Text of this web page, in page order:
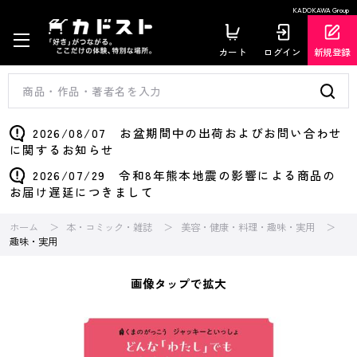
KADOKAWA Group
カート ログイン 新規登録
2026/08/07 お盆期間中の出荷およびお問い合わせ
に関するお知らせ
2026/07/29 令和8年熊本地震の影響による商品の
お届け遅延につきまして
ホーム 本・コミック・雑誌
美容・健康・料理・趣味・実用
趣味・実用
画像タップで拡大